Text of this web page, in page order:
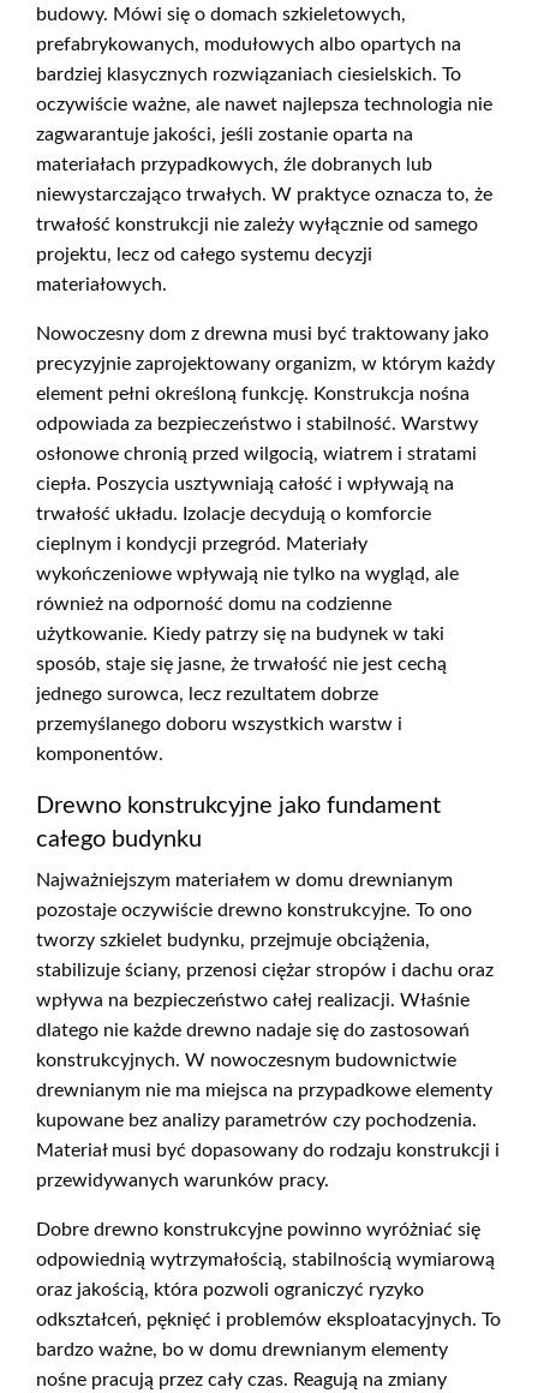
budowy. Mówi się o domach szkieletowych,
prefabrykowanych, modułowych albo opartych na
bardziej klasycznych rozwiązaniach ciesielskich. To
oczywiście ważne, ale nawet najlepsza technologia nie
zagwarantuje jakości, jeśli zostanie oparta na
materiałach przypadkowych, źle dobranych lub
niewystarczająco trwałych. W praktyce oznacza to, że
trwałość konstrukcji nie zależy wyłącznie od samego
projektu, lecz od całego systemu decyzji
materiałowych.
Nowoczesny dom z drewna musi być traktowany jako
precyzyjnie zaprojektowany organizm, w którym każdy
element pełni określoną funkcję. Konstrukcja nośna
odpowiada za bezpieczeństwo i stabilność. Warstwy
osłonowe chronią przed wilgocią, wiatrem i stratami
ciepła. Poszycia usztywniają całość i wpływają na
trwałość układu. Izolacje decydują o komforcie
cieplnym i kondycji przegród. Materiały
wykończeniowe wpływają nie tylko na wygląd, ale
również na odporność domu na codzienne
użytkowanie. Kiedy patrzy się na budynek w taki
sposób, staje się jasne, że trwałość nie jest cechą
jednego surowca, lecz rezultatem dobrze
przemyślanego doboru wszystkich warstw i
komponentów.
Drewno konstrukcyjne jako fundament
całego budynku
Najważniejszym materiałem w domu drewnianym
pozostaje oczywiście drewno konstrukcyjne. To ono
tworzy szkielet budynku, przejmuje obciążenia,
stabilizuje ściany, przenosi ciężar stropów i dachu oraz
wpływa na bezpieczeństwo całej realizacji. Właśnie
dlatego nie każde drewno nadaje się do zastosowań
konstrukcyjnych. W nowoczesnym budownictwie
drewnianym nie ma miejsca na przypadkowe elementy
kupowane bez analizy parametrów czy pochodzenia.
Materiał musi być dopasowany do rodzaju konstrukcji i
przewidywanych warunków pracy.
Dobre drewno konstrukcyjne powinno wyróżniać się
odpowiednią wytrzymałością, stabilnością wymiarową
oraz jakością, która pozwoli ograniczyć ryzyko
odkształceń, pęknięć i problemów eksploatacyjnych. To
bardzo ważne, bo w domu drewnianym elementy
nośne pracują przez cały czas. Reagują na zmiany